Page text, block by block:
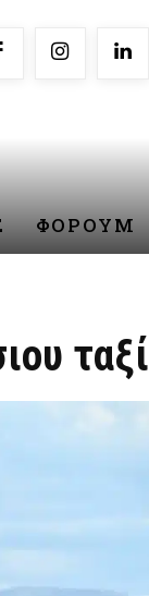
ΦΟΡΟΥΜ
ταξί